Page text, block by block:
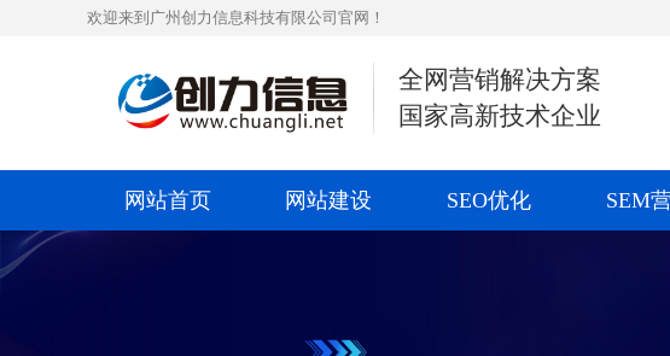
欢迎来到广州创力信息科技有限公司官网！
全网营销解决方案
国家高新技术企业
网站首页 网站建设 SEO优化 SEM